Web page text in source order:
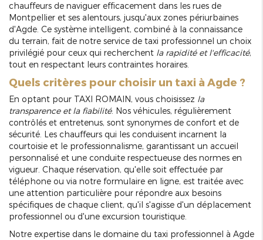
chauffeurs de naviguer efficacement dans les rues de
Montpellier et ses alentours, jusqu'aux zones périurbaines
d'Agde. Ce système intelligent, combiné à la connaissance
du terrain, fait de notre service de taxi professionnel un choix
privilégié pour ceux qui recherchent la rapidité et l'efficacité,
tout en respectant leurs contraintes horaires.
Quels critères pour choisir un taxi à Agde ?
En optant pour TAXI ROMAIN, vous choisissez la
transparence et la fiabilité. Nos véhicules, régulièrement
contrôlés et entretenus, sont synonymes de confort et de
sécurité. Les chauffeurs qui les conduisent incarnent la
courtoisie et le professionnalisme, garantissant un accueil
personnalisé et une conduite respectueuse des normes en
vigueur. Chaque réservation, qu'elle soit effectuée par
téléphone ou via notre formulaire en ligne, est traitée avec
une attention particulière pour répondre aux besoins
spécifiques de chaque client, qu'il s'agisse d'un déplacement
professionnel ou d'une excursion touristique.
Notre expertise dans le domaine du taxi professionnel à Agde